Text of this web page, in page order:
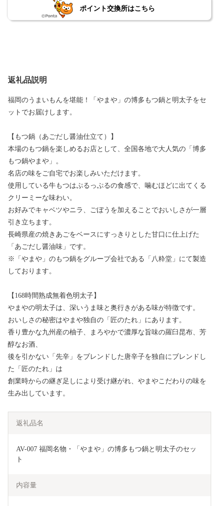
ポイント交換所はこちら
返礼品説明
福岡のうまいもんを堪能！「やまや」の博多もつ鍋と明太子をセ
ットでお届けします。
【もつ鍋（あごだし醤油仕立て）】
本場のもつ鍋を楽しめるお店として、全国各地で大人気の「博多
もつ鍋やまや」。
名店の味をご自宅でお楽しみいただけます。
使用している牛もつはぷるっぷるの食感で、噛むほどに出てくる
クリーミーな味わい。
お好みでキャベツやニラ、ごぼうを加えることでおいしさが一層
引き立ちます。
長崎県産の焼きあごをベースにすっきりとした甘口に仕上げた
「あごだし醤油味」です。
※「やまや」のもつ鍋をグループ会社である「八粋堂」にて製造
しております。
【168時間熟成無着色明太子】
やまやの明太子は、深いうま味と奥行きがある味が特徴です。
おいしさの秘密はやまや独自の「匠のたれ」にあります。
香り豊かな九州産の柚子、まろやかで濃厚な旨味の羅臼昆布、芳
醇なお酒、
後を引かない「先辛」をブレンドした唐辛子を独自にブレンドし
た「匠のたれ」は
創業時からの継ぎ足しにより受け継がれ、やまやこだわりの味を
生み出しています。
返礼品名
AV-007 福岡名物・「やまや」の博多もつ鍋と明太子のセッ
ト
内容量